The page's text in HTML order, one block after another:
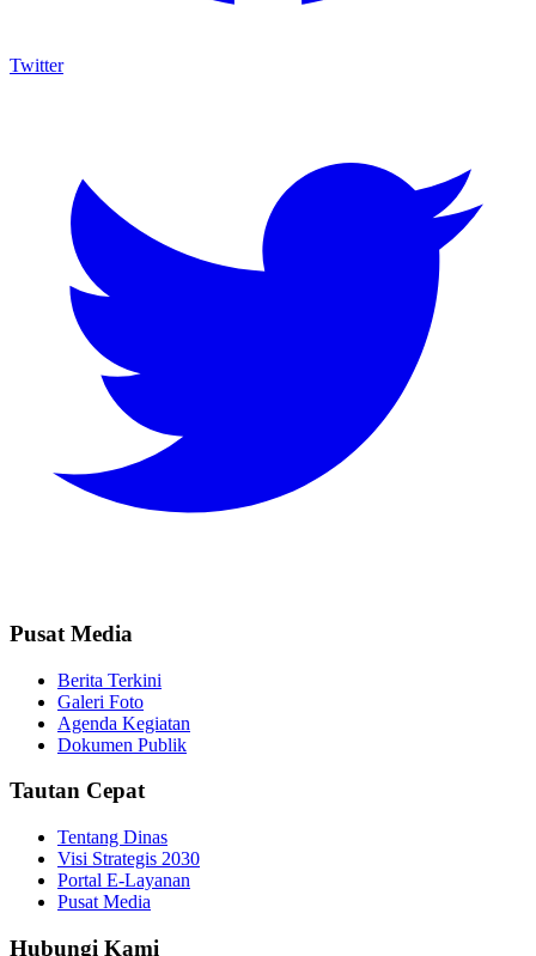
Twitter
Pusat Media
Berita Terkini
Galeri Foto
Agenda Kegiatan
Dokumen Publik
Tautan Cepat
Tentang Dinas
Visi Strategis 2030
Portal E-Layanan
Pusat Media
Hubungi Kami